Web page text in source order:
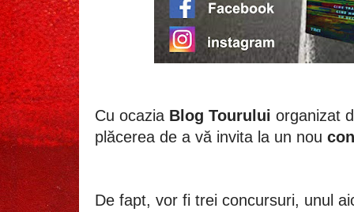
Cu ocazia Blog Tourului organizat
plăcerea de a vă invita la un nou
De fapt, vor fi trei concursuri, unul